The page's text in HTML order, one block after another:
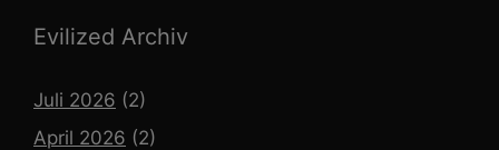
Evilized Archiv
Juli 2026 (2)
April 2026 (2)